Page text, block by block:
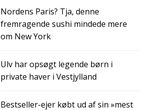
Nordens Paris? Tja, denne
fremragende sushi mindede mere
om New York
Ulv har opsøgt legende børn i
private haver i Vestjylland
Bestseller-ejer købt ud af sin »mest